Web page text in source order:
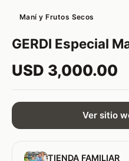
Maní y Frutos Secos
GERDI Especial
USD 3,000.00
Ver sitio
TIENDA FAMILIAR